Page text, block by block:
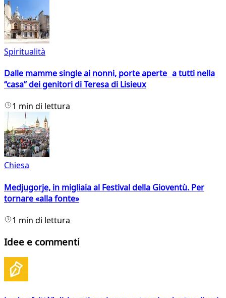
Spiritualità
Dalle mamme single ai nonni, porte aperte a tutti nella
“casa” dei genitori di Teresa di Lisieux
1 min di lettura
Chiesa
Medjugorje, in migliaia al Festival della Gioventù. Per
tornare «alla fonte»
1 min di lettura
Idee e commenti